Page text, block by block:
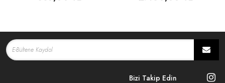
Bizi Takip Edin